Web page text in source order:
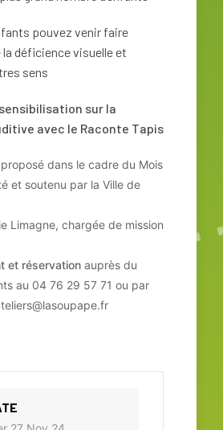
pouvez venir faire
la déficience visuelle et
sens
sur la
avec le Raconte Tapis
dans le cadre du Mois
et soutenu par la Ville de
Limagne, chargée de mission
et réservation auprès du
au 04 76 29 57 71 ou par